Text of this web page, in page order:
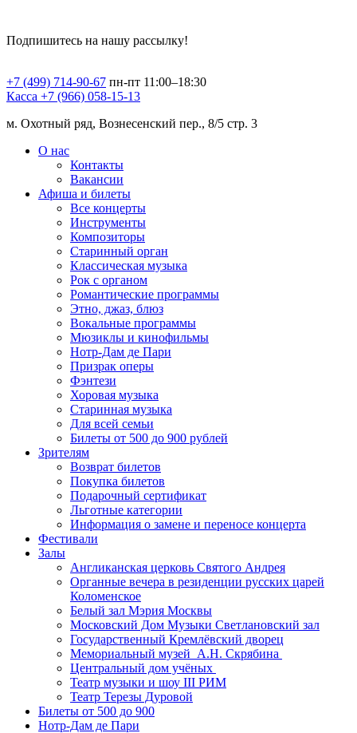
Подпишитесь на нашу рассылку!
+7 (499) 714-90-67 пн-пт 11:00–18:30
Касса +7 (966) 058-15-13
м. Охотный ряд, Вознесенский пер., 8/5 стр. 3
О нас
Контакты
Вакансии
Афиша и билеты
Все концерты
Инструменты
Композиторы
Старинный орган
Классическая музыка
Рок с органом
Романтические программы
Этно, джаз, блюз
Вокальные программы
Мюзиклы и кинофильмы
Нотр-Дам де Пари
Призрак оперы
Фэнтези
Хоровая музыка
Старинная музыка
Для всей семьи
Билеты от 500 до 900 рублей
Зрителям
Возврат билетов
Покупка билетов
Подарочный сертификат
Льготные категории
Информация о замене и переносе концерта
Фестивали
Залы
Англиканская церковь Святого Андрея
Органные вечера в резиденции русских царей
Коломенское
Белый зал Мэрия Москвы
Московский Дом Музыки Светлановский зал
Государственный Кремлёвский дворец
Мемориальный музей А.Н. Скрябина
Центральный дом учёных
Театр музыки и шоу III РИМ
Театр Терезы Дуровой
Билеты от 500 до 900
Нотр-Дам де Пари